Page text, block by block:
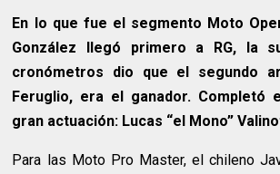
En lo que fue el segmento Moto
González llegó primero a RG, la
cronómetros dio que el segundo
Feruglio, era el ganador. Completó
gran actuación: Lucas “el Mono”
Para las Moto Pro Master, el chileno